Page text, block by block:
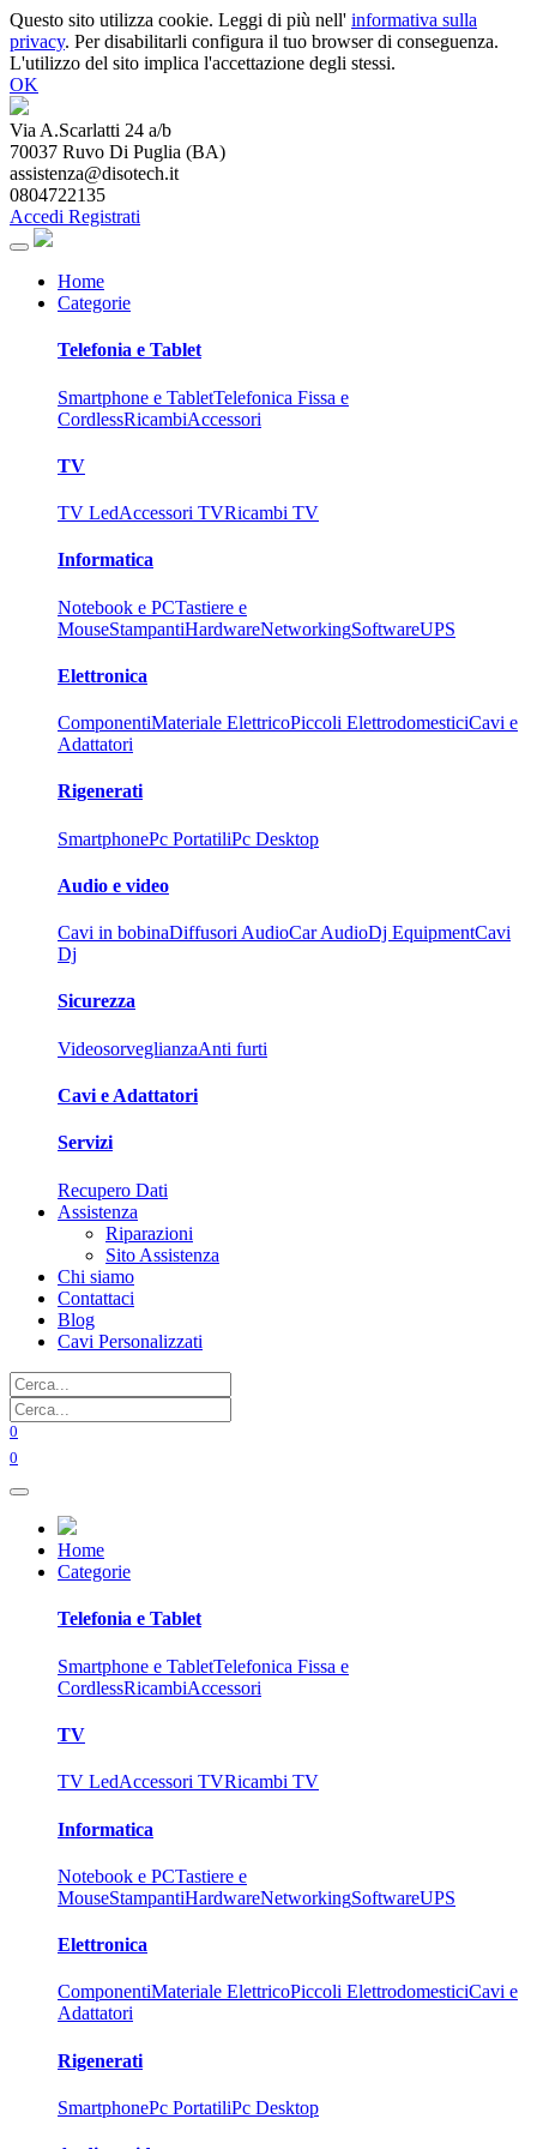
Questo sito utilizza cookie. Leggi di più nell' informativa sulla
privacy. Per disabilitarli configura il tuo browser di conseguenza.
L'utilizzo del sito implica l'accettazione degli stessi.
OK
Via A.Scarlatti 24 a/b
70037 Ruvo Di Puglia (BA)
assistenza@disotech.it
0804722135
Accedi Registrati
Home
Categorie
Telefonia e Tablet
Smartphone e TabletTelefonica Fissa e
CordlessRicambiAccessori
TV
TV LedAccessori TVRicambi TV
Informatica
Notebook e PCTastiere e
MouseStampantiHardwareNetworkingSoftwareUPS
Elettronica
ComponentiMateriale ElettricoPiccoli ElettrodomesticiCavi e
Adattatori
Rigenerati
SmartphonePc PortatiliPc Desktop
Audio e video
Cavi in bobinaDiffusori AudioCar AudioDj EquipmentCavi
Dj
Sicurezza
VideosorveglianzaAnti furti
Cavi e Adattatori
Servizi
Recupero Dati
Assistenza
Riparazioni
Sito Assistenza
Chi siamo
Contattaci
Blog
Cavi Personalizzati
0
0
Home
Categorie
Telefonia e Tablet
Smartphone e TabletTelefonica Fissa e
CordlessRicambiAccessori
TV
TV LedAccessori TVRicambi TV
Informatica
Notebook e PCTastiere e
MouseStampantiHardwareNetworkingSoftwareUPS
Elettronica
ComponentiMateriale ElettricoPiccoli ElettrodomesticiCavi e
Adattatori
Rigenerati
SmartphonePc PortatiliPc Desktop